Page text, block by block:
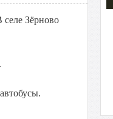
селе Зёрново